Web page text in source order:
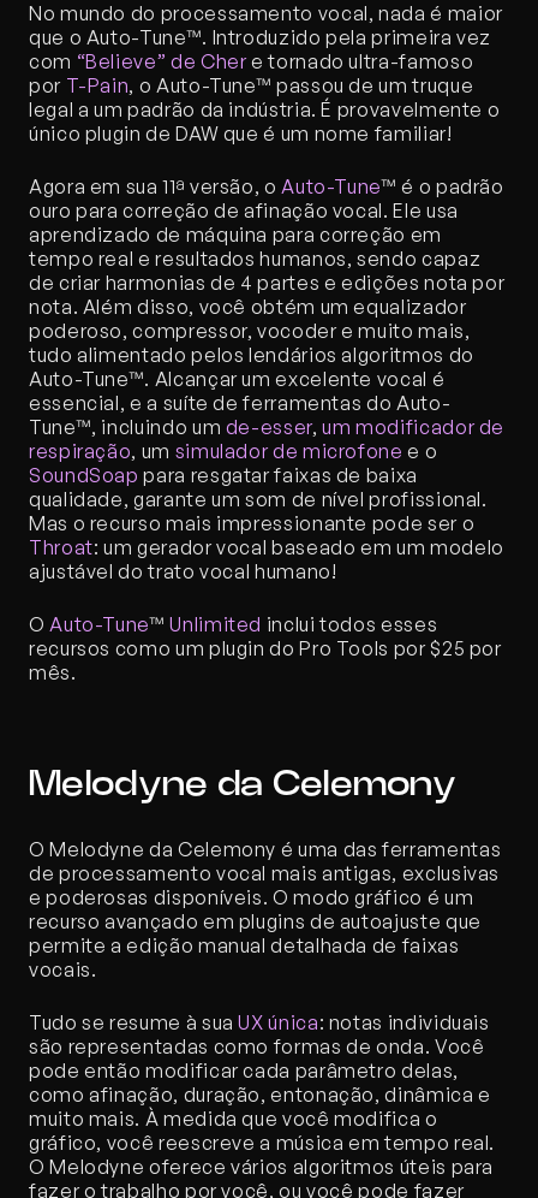
No mundo do processamento vocal, nada é maior
que o Auto-Tune™. Introduzido pela primeira vez
com “Believe” de Cher e tornado ultra-famoso
por T-Pain, o Auto-Tune™ passou de um truque
legal a um padrão da indústria. É provavelmente o
único plugin de DAW que é um nome familiar!
Agora em sua 11ª versão, o Auto-Tune™ é o padrão
ouro para correção de afinação vocal. Ele usa
aprendizado de máquina para correção em
tempo real e resultados humanos, sendo capaz
de criar harmonias de 4 partes e edições nota por
nota. Além disso, você obtém um equalizador
poderoso, compressor, vocoder e muito mais,
tudo alimentado pelos lendários algoritmos do
Auto-Tune™. Alcançar um excelente vocal é
essencial, e a suíte de ferramentas do Auto-
Tune™, incluindo um de-esser, um modificador de
respiração, um simulador de microfone
SoundSoap para resgatar faixas de baixa
qualidade, garante um som de nível profissional.
Throat: um gerador vocal baseado em um modelo
ajustável do trato vocal humano!
O Auto-Tune™ Unlimited inclui todos esses
recursos como um plugin do Pro Tools por $25 por
mês.
Melodyne da Celemony
O Melodyne da Celemony é uma das ferramentas
de processamento vocal mais antigas, exclusivas
e poderosas disponíveis. O modo gráfico é um
recurso avançado em plugins de autoajuste que
permite a edição manual detalhada de faixas
vocais.
Tudo se resume à sua UX única: notas individuais
são representadas como formas de onda. Você
pode então modificar cada parâmetro delas,
como afinação, duração, entonação, dinâmica e
muito mais. À medida que você modifica o
gráfico, você reescreve a música em tempo real.
O Melodyne oferece vários algoritmos úteis para
fazer o trabalho por você, ou você pode fazer